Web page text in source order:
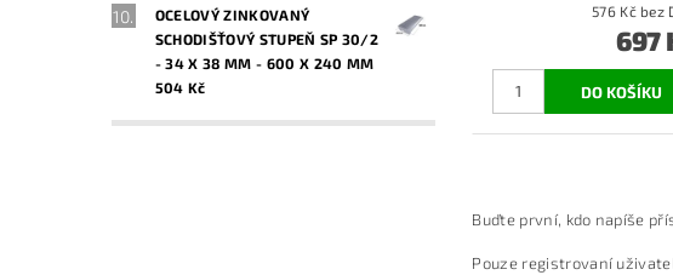
OCELOVÝ ZINKOVANÝ
SCHODIŠŤOVÝ STUPEŇ SP 30/2
- 34 X 38 MM - 600 X 240 MM
504 Kč
576 Kč
697
Buďte první, kdo napíše
Pouze registrovaní